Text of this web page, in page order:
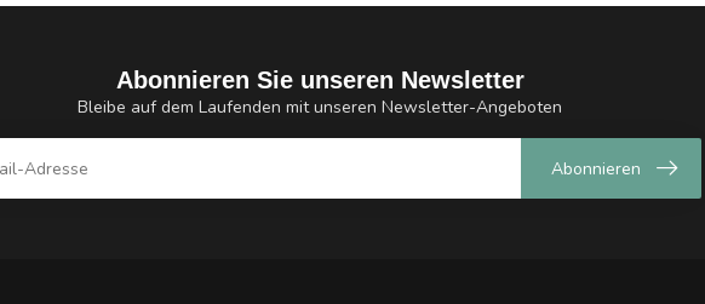
Abonnieren Sie unseren Newsletter
Bleibe auf dem Laufenden mit unseren Newsletter-Angeboten
Abonnieren